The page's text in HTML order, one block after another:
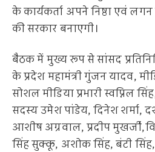
के कार्यकर्ता अपने निष्ठा एवं
की सरकार बनाएगी।
बैठक में मुख्य रूप से सांसद
के प्रदेश महामंत्री गुंजन यादव,
सोशल मीडिया प्रभारी स्वप्निल
सदस्य उमेश पांडेय, दिनेश शर्मा,
आशीष अग्रवाल, प्रदीप
सिंह सुक्कू, अशोक सिंह, बंटी